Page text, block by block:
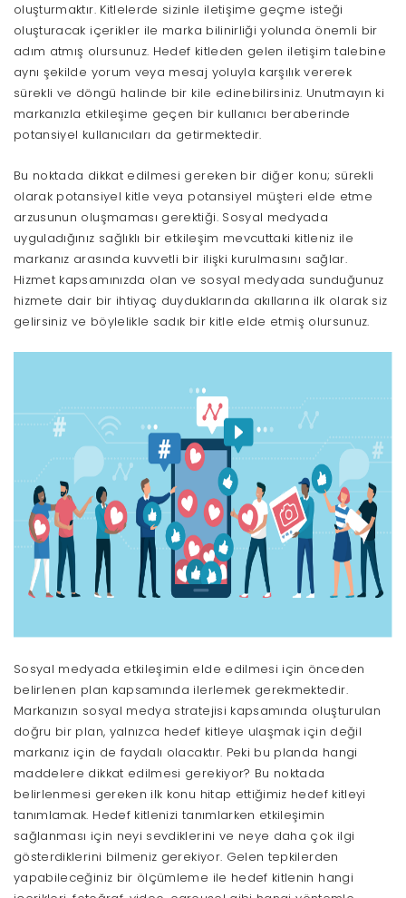
oluşturmaktır. Kitlelerde sizinle iletişime geçme isteği
oluşturacak içerikler ile marka bilinirliği yolunda önemli bir
adım atmış olursunuz. Hedef kitleden gelen iletişim talebine
aynı şekilde yorum veya mesaj yoluyla karşılık vererek
sürekli ve döngü halinde bir kile edinebilirsiniz. Unutmayın ki
markanızla etkileşime geçen bir kullanıcı beraberinde
potansiyel kullanıcıları da getirmektedir.
Bu noktada dikkat edilmesi gereken bir diğer konu; sürekli
olarak potansiyel kitle veya potansiyel müşteri elde etme
arzusunun oluşmaması gerektiği. Sosyal medyada
uyguladığınız sağlıklı bir etkileşim mevcuttaki kitleniz ile
markanız arasında kuvvetli bir ilişki kurulmasını sağlar.
Hizmet kapsamınızda olan ve sosyal medyada sunduğunuz
hizmete dair bir ihtiyaç duyduklarında akıllarına ilk olarak siz
gelirsiniz ve böylelikle sadık bir kitle elde etmiş olursunuz.
Sosyal medyada etkileşimin elde edilmesi için önceden
belirlenen plan kapsamında ilerlemek gerekmektedir.
Markanızın sosyal medya stratejisi kapsamında oluşturulan
doğru bir plan, yalnızca hedef kitleye ulaşmak için değil
markanız için de faydalı olacaktır. Peki bu planda hangi
maddelere dikkat edilmesi gerekiyor? Bu noktada
belirlenmesi gereken ilk konu hitap ettiğimiz hedef kitleyi
tanımlamak. Hedef kitlenizi tanımlarken etkileşimin
sağlanması için neyi sevdiklerini ve neye daha çok ilgi
gösterdiklerini bilmeniz gerekiyor. Gelen tepkilerden
yapabileceğiniz bir ölçümleme ile hedef kitlenin hangi